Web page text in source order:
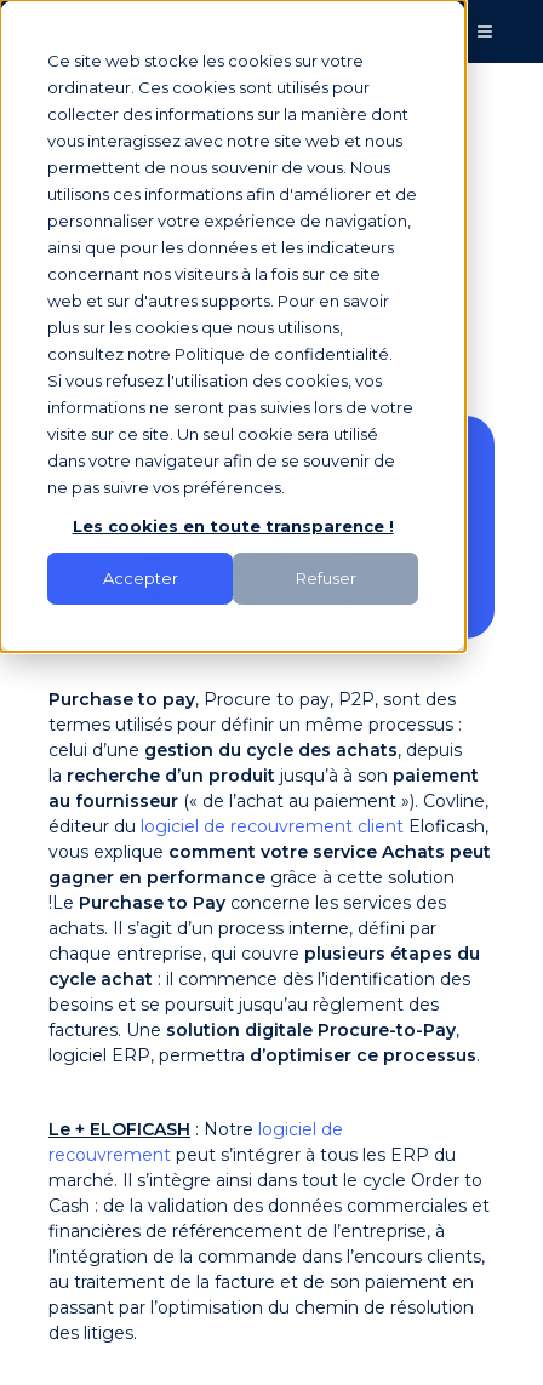
Ce site web stocke les cookies sur votre
ordinateur. Ces cookies sont utilisés pour
collecter des informations sur la manière dont
vous interagissez avec notre site web et nous
permettent de nous souvenir de vous. Nous
utilisons ces informations afin d'améliorer et de
personnaliser votre expérience de navigation,
ainsi que pour les données et les indicateurs
concernant nos visiteurs à la fois sur ce site
web et sur d'autres supports. Pour en savoir
plus sur les cookies que nous utilisons,
consultez notre Politique de confidentialité.
Si vous refusez l'utilisation des cookies, vos
informations ne seront pas suivies lors de votre
visite sur ce site. Un seul cookie sera utilisé
dans votre navigateur afin de se souvenir de
ne pas suivre vos préférences.
Les cookies en toute transparence !
Accepter Refuser
Avec le Purchase to
pay, vos Achats
gagnent en
performance !
Parcharlesle 7 mai 2026, 09:47:27
Purchase to pay, Procure to pay, P2P, sont des
termes utilisés pour définir un même processus :
celui d’une gestion du cycle des achats, depuis
la recherche d’un produit jusqu’à à son paiement
au fournisseur (« de l’achat au paiement »). Covline,
éditeur du logiciel de recouvrement client Eloficash,
vous explique comment votre service Achats peut
gagner en performance grâce à cette solution
!Le Purchase to Pay concerne les services des
achats. Il s’agit d’un process interne, défini par
chaque entreprise, qui couvre plusieurs étapes du
cycle achat : il commence dès l’identification des
besoins et se poursuit jusqu’au règlement des
factures. Une solution digitale Procure-to-Pay,
logiciel ERP, permettra d’optimiser ce processus.
Le + ELOFICASH : Notre logiciel de
recouvrement peut s’intégrer à tous les ERP du
marché. Il s’intègre ainsi dans tout le cycle Order to
Cash : de la validation des données commerciales et
financières de référencement de l’entreprise, à
l’intégration de la commande dans l’encours clients,
au traitement de la facture et de son paiement en
passant par l’optimisation du chemin de résolution
des litiges.